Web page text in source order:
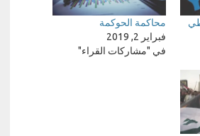
محاكمة الحوكمة
فبراير 2, 2019
في "مشاركات القراء"